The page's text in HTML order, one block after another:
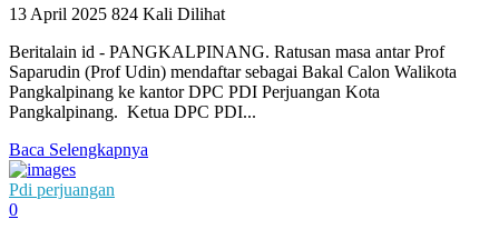
13 April 2025 824 Kali Dilihat
Beritalain id - PANGKALPINANG. Ratusan masa antar Prof
Saparudin (Prof Udin) mendaftar sebagai Bakal Calon Walikota
Pangkalpinang ke kantor DPC PDI Perjuangan Kota
Pangkalpinang. Ketua DPC PDI...
Baca Selengkapnya
Pdi perjuangan
0